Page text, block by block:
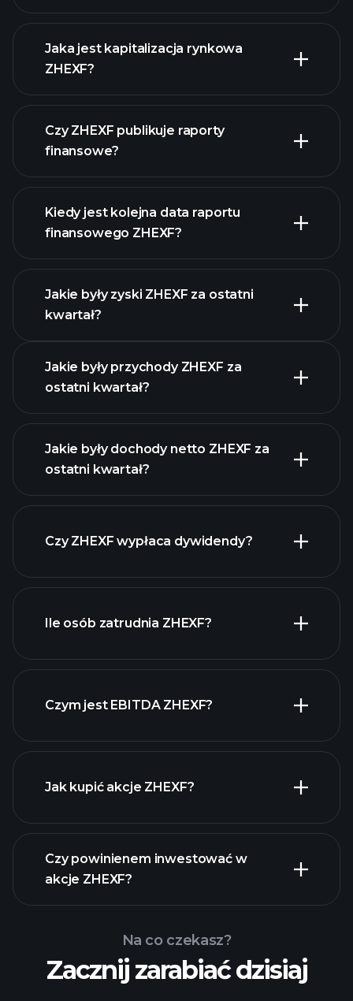
ZHEXF wykresie.
Jaka jest kapitalizacja rynkowa
ZHEXF?
Czy ZHEXF publikuje raporty
finansowe?
finanse ZHEXF
Kiedy jest kolejna data raportu
finansowego ZHEXF?
Jakie były zyski ZHEXF za ostatni
kwartał?
zysków ZHEXF
Jakie były przychody ZHEXF za
ostatni kwartał?
Jakie były dochody netto ZHEXF za
ostatni kwartał?
raporty finansowe ZHEXF
Czy ZHEXF wypłaca dywidendy?
Ile osób zatrudnia ZHEXF?
Czym jest EBITDA ZHEXF?
raporty finansowe
Jak kupić akcje ZHEXF?
Turniejach
Czy powinienem inwestować w
akcje ZHEXF?
Na co czekasz?
Zacznij zarabiać dzisiaj